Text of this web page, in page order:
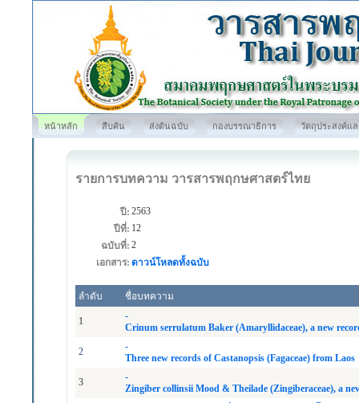
หน้าหลัก สืบค้น ส่งต้นฉบับ กองบรรณาธิการ วัตถุประสงค์แ
รายการบทความ วารสารพฤกษศาสตร์ไทย
ปี: 2563
ปีที่: 12
ฉบับที่: 2
เอกสาร: ดาวน์โหลดทั้งฉบับ
ลำดับ ชื่อบทความ
1
-
Crinum serrulatum Baker (Amaryllidaceae), a new
2
-
Three new records of Castanopsis (Fagaceae) from Laos
3
-
Zingiber collinsii Mood & Theilade (Zingiberaceae), a